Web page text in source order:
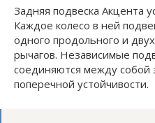
Задняя подвеска Акцента
Каждое колесо в ней
одного продольного и
рычагов. Независимые
соединяются между собой
поперечной устойчивости.